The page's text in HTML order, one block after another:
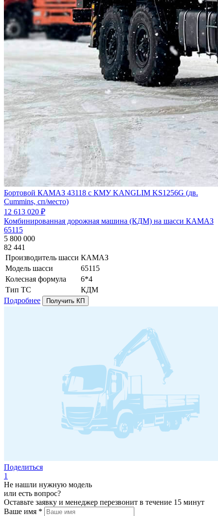
Бортовой КАМАЗ 43118 с КМУ KANGLIM KS1256G (дв.
Cummins, сп/место)
12 613 020 ₽
Комбинированная дорожная машина (КДМ) на шасси КАМАЗ
65115
5 800 000
82 441
Производитель шасси КАМАЗ
Модель шасси
65115
Колесная формула
6*4
Тип ТС
КДМ
Подробнее
Получить КП
Поделиться
1
Не нашли нужную модель
или есть вопрос?
Оставьте заявку и менеджер перезвонит в течение 15 минут
Ваше имя *